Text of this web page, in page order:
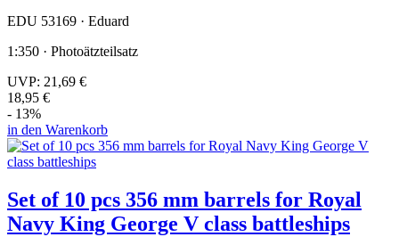
EDU 53169 · Eduard
1:350 · Photoätzteilsatz
UVP: 21,69 €
18,95 €
- 13%
in den Warenkorb
Set of 10 pcs 356 mm barrels for Royal
Navy King George V class battleships